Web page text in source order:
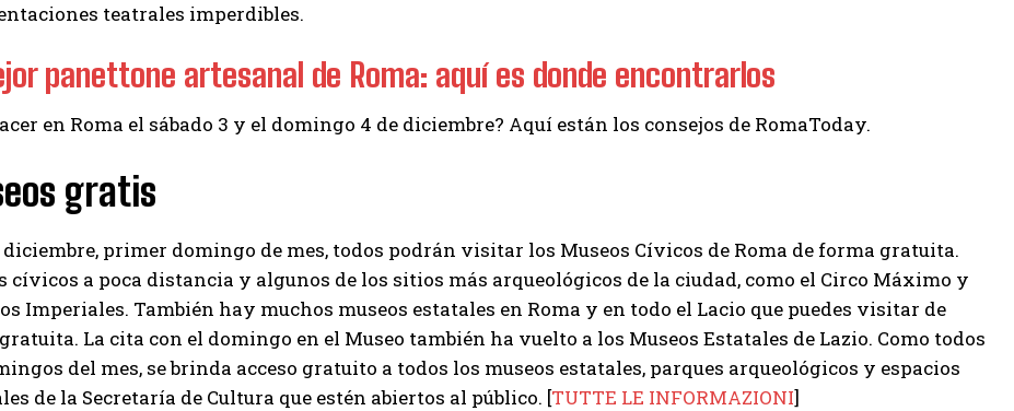
teatrales imperdibles.
panettone artesanal de Roma: aquí es donde encontrarlos
en Roma el sábado 3 y el domingo 4 de diciembre? Aquí están los consejos de RomaToday.
gratis
diciembre, primer domingo de mes, todos podrán visitar los Museos Cívicos de Roma de forma gratuita.
cívicos a poca distancia y algunos de los sitios más arqueológicos de la ciudad, como el Circo Máximo y
Imperiales. También hay muchos museos estatales en Roma y en todo el Lacio que puedes visitar de
La cita con el domingo en el Museo también ha vuelto a los Museos Estatales de Lazio. Como todos
del mes, se brinda acceso gratuito a todos los museos estatales, parques arqueológicos y espacios
de la Secretaría de Cultura que estén abiertos al público. [TUTTE LE INFORMAZIONI]